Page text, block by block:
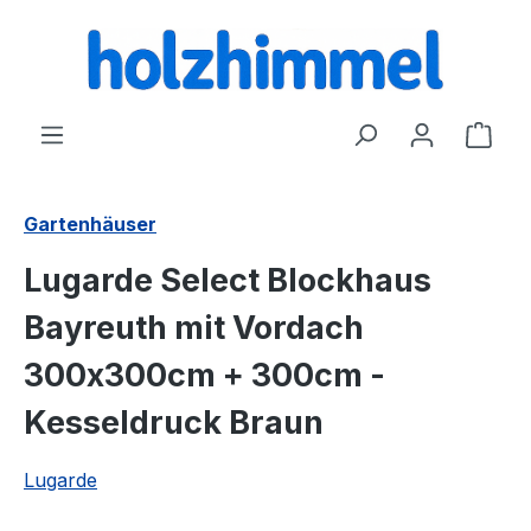
springen
Gartenhäuser
Lugarde Select Blockhaus
Bayreuth mit Vordach
300x300cm + 300cm -
Kesseldruck Braun
Lugarde